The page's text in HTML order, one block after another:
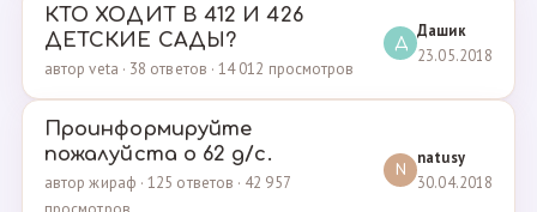
КТО ХОДИТ В 412 И 426
ДЕТСКИЕ САДЫ?
автор veta · 38 ответов · 14 012 просмотров
Д
Дашик
23.05.2018
Проинформируйте
пожалуйста о 62 д/с.
автор жираф · 125 ответов · 42 957
N
natusy
30.04.2018